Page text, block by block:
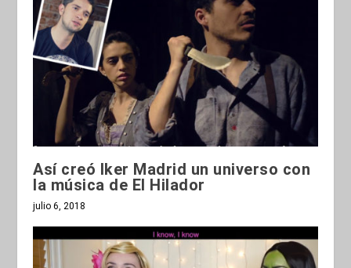
Así creó Iker Madrid un universo con
la música de El Hilador
julio 6, 2018